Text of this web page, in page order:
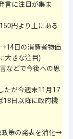
言に注目が集ま
円より上にある
日の消費者物価
大きな注目)
などで今後への思
たが今週末11月17
18日以降に政府機
政策の発表を消化→